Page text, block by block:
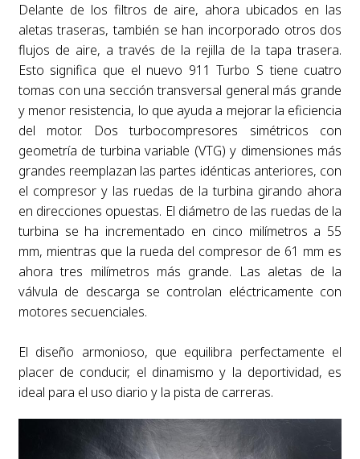
Delante de los filtros de aire, ahora ubicados en las
aletas traseras, también se han incorporado otros dos
flujos de aire, a través de la rejilla de la tapa trasera.
Esto significa que el nuevo 911 Turbo S tiene cuatro
tomas con una sección transversal general más grande
y menor resistencia, lo que ayuda a mejorar la eficiencia
del motor. Dos turbocompresores simétricos con
geometría de turbina variable (VTG) y dimensiones más
grandes reemplazan las partes idénticas anteriores, con
el compresor y las ruedas de la turbina girando ahora
en direcciones opuestas. El diámetro de las ruedas de la
turbina se ha incrementado en cinco milímetros a 55
mm, mientras que la rueda del compresor de 61 mm es
ahora tres milímetros más grande. Las aletas de la
válvula de descarga se controlan eléctricamente con
motores secuenciales.
El diseño armonioso, que equilibra perfectamente el
placer de conducir, el dinamismo y la deportividad, es
ideal para el uso diario y la pista de carreras.